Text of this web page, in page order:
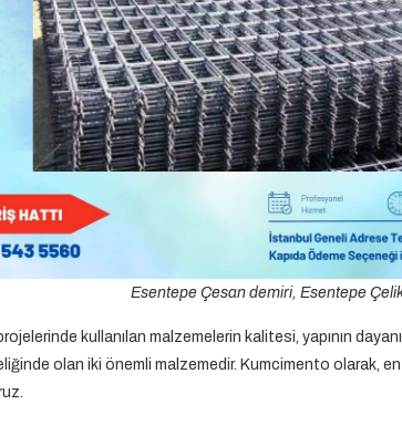
Esentepe Çesan demiri, Esentepe
kullanılan malzemelerin kalitesi, yapının
olan iki önemli malzemedir. Kumcimento olarak,